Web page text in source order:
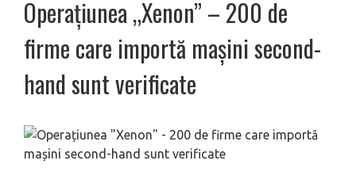
Operațiunea „Xenon” – 200 de
firme care importă mașini second-
hand sunt verificate